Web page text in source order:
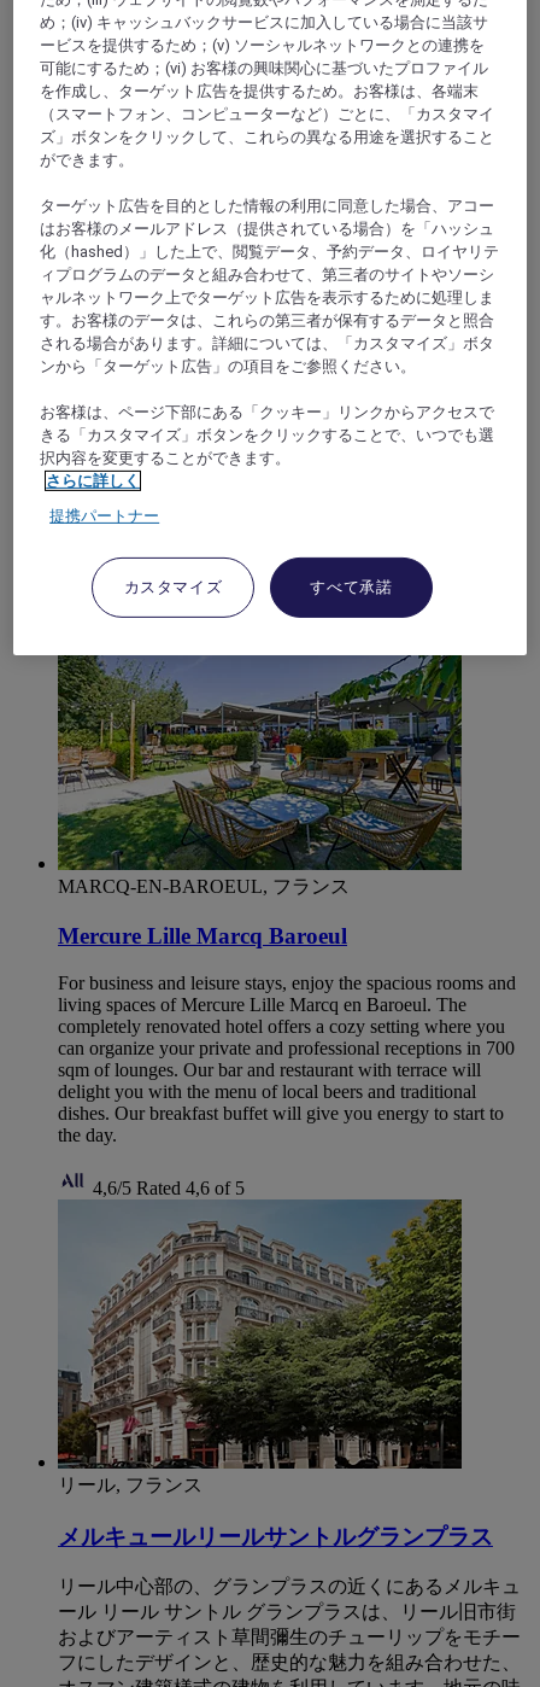
ルーベー, フランス
メルキュールリールルーベーグランドホテル
メルキュールリールルーベーグランドホテルは、歴史
ム全室にエアコンとウェルカムトレイをご用意してい
ます。会議やレセプションに最適なルーベーのユニー
クなホテルで、柱や繰形で装飾された 200 m² のセミナ
ールームがあります。居心地のよいバーや、レストラ
ン「ルヴィエイユアブルボア」の新鮮な季節のお料理
4,3/5Rated 4,3 of 5
MARCQ-EN-BAROEUL, フランス
Mercure Lille Marcq Baroeul
For business and leisure stays, enjoy the spacious rooms and
living spaces of Mercure Lille Marcq en Baroeul. The
completely renovated hotel offers a cozy setting where you
can organize your private and professional receptions in 700
sqm of lounges. Our bar and restaurant with terrace will
delight you with the menu of local beers and traditional
dishes. Our breakfast buffet will give you energy to start to
the day.
4,6/5 Rated 4,6 of 5
リール, フランス
メルキュールリールサントルグランプラス
リール中心部の、グランプラスの近くにあるメルキュ
ール リール サントル グランプラスは、リール旧市街
およびアーティスト草間彌生のチューリップをモチー
フにしたデザインと、歴史的な魅力を組み合わせた、
め；(iv) キャッシュバックサービスに加入している場合に当該サ
ービスを提供するため；(v) ソーシャルネットワークとの連携を
可能にするため；(vi) お客様の興味関心に基づいたプロファイル
を作成し、ターゲット広告を提供するため。お客様は、各端末
（スマートフォン、コンピューターなど）ごとに、「カスタマイ
ズ」ボタンをクリックして、これらの異なる用途を選択すること
ができます。
ターゲット広告を目的とした情報の利用に同意した場合、アコー
はお客様のメールアドレス（提供されている場合）を「ハッシュ
化（hashed）」した上で、閲覧データ、予約データ、ロイヤリテ
ィプログラムのデータと組み合わせて、第三者のサイトやソーシ
ャルネットワーク上でターゲット広告を表示するために処理しま
す。お客様のデータは、これらの第三者が保有するデータと照合
される場合があります。詳細については、「カスタマイズ」ボタ
ンから「ターゲット広告」の項目をご参照ください。
お客様は、ページ下部にある「クッキー」リンクからアクセスで
きる「カスタマイズ」ボタンをクリックすることで、いつでも選
択内容を変更することができます。
さらに詳しく
提携パートナー
カスタマイズ すべて承諾